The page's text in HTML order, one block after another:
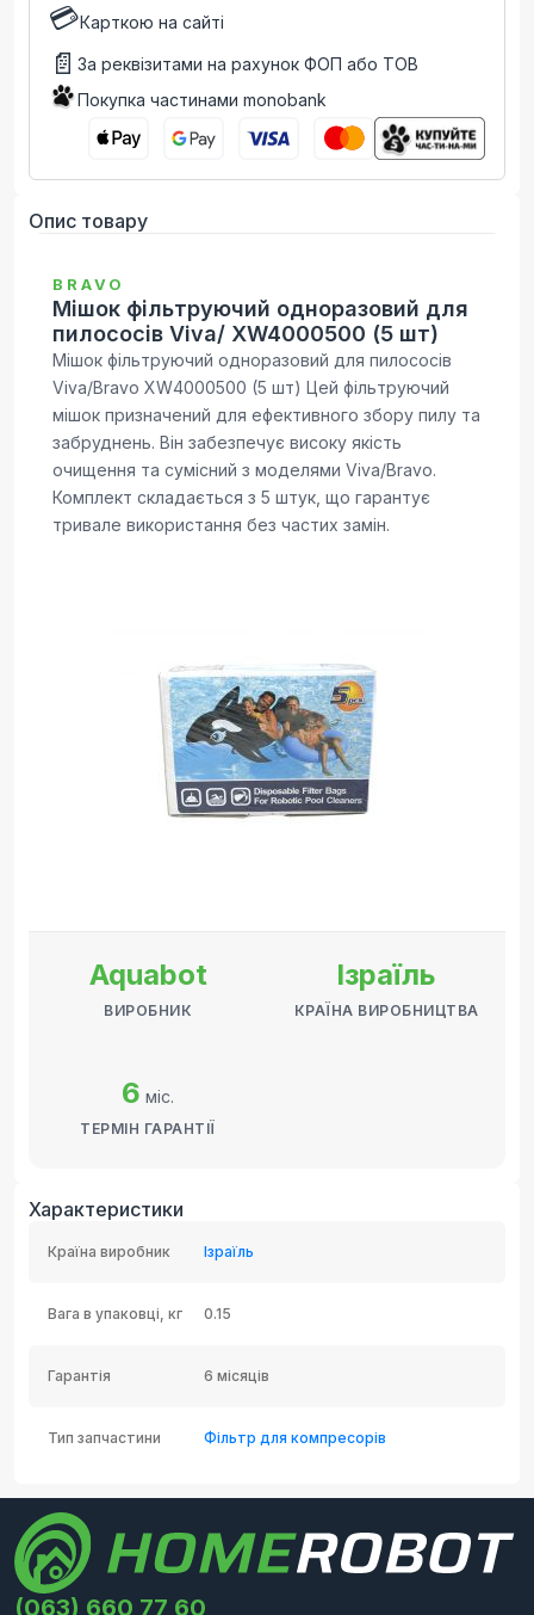
💳Карткою на сайті
📄 За реквізитами на рахунок ФОП або ТОВ
Покупка частинами monobank
Опис товару
BRAVO
Мішок фільтруючий одноразовий для
пилососів Viva/ XW4000500 (5 шт)
Мішок фільтруючий одноразовий для пилососів
Viva/Bravo XW4000500 (5 шт) Цей фільтруючий
мішок призначений для ефективного збору пилу та
забруднень. Він забезпечує високу якість
очищення та сумісний з моделями Viva/Bravo.
Комплект складається з 5 штук, що гарантує
тривале використання без частих замін.
Aquabot
ВИРОБНИК
Ізраїль
КРАЇНА ВИРОБНИЦТВА
6 міс.
ТЕРМІН ГАРАНТІЇ
Характеристики
Країна виробник Ізраїль
Вага в упаковці, кг 0.15
Гарантія 6 місяців
Тип запчастини Фільтр для компресорів
(063) 660 77 60